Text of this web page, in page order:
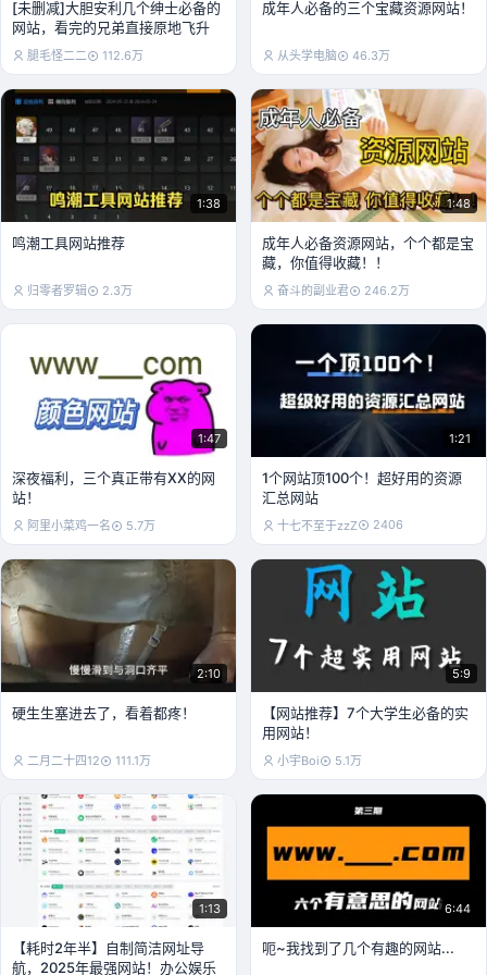
[未删减]大胆安利几个绅士必备的
网站，看完的兄弟直接原地飞升
腿毛怪二二 112.6万
成年人必备的三个宝藏资源网站！
从头学电脑 46.3万
1:38
鸣潮工具网站推荐
归零者罗辑 2.3万
1:48
成年人必备资源网站，个个都是宝
藏，你值得收藏！！
奋斗的副业君 246.2万
1:47
深夜福利，三个真正带有XX的网
站！
阿里小菜鸡一名 5.7万
1:21
1个网站顶100个！超好用的资源
汇总网站
十七不至于zzZ 2406
2:10
硬生生塞进去了，看着都疼！
二月二十四12 111.1万
5:9
【网站推荐】7个大学生必备的实
用网站！
小宇Boi 5.1万
1:13
【耗时2年半】自制简洁网址导
航，2025年最强网站！办公娱乐
6:44
呃~我找到了几个有趣的网站...